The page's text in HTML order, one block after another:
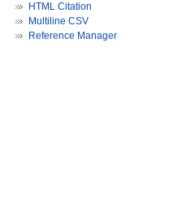
HTML Citation
Multiline CSV
Reference Manager